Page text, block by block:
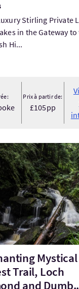
Stirling Private
in the Gateway
Hi...
Prix à partir de:
£105pp
Mystical
Trail, Loch
and